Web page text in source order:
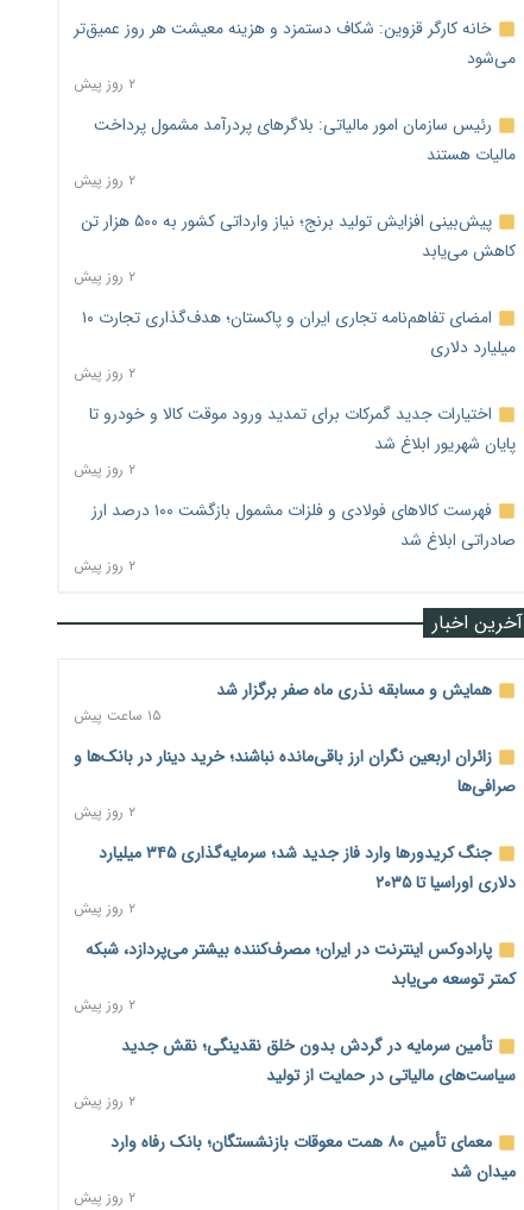
خانه کارگر قزوین: شکاف دستمزد و هزینه معیشت هر روز عمیق‌تر
می‌شود
۲ روز پیش
رئیس سازمان امور مالیاتی: بلاگرهای پردرآمد مشمول پرداخت
مالیات هستند
۲ روز پیش
پیش‌بینی افزایش تولید برنج؛ نیاز وارداتی کشور به ۵۰۰ هزار تن
کاهش می‌یابد
۲ روز پیش
امضای تفاهم‌نامه تجاری ایران و پاکستان؛ هدف‌گذاری تجارت ۱۰
میلیارد دلاری
۲ روز پیش
اختیارات جدید گمرکات برای تمدید ورود موقت کالا و خودرو تا
پایان شهریور ابلاغ شد
۲ روز پیش
فهرست کالاهای فولادی و فلزات مشمول بازگشت ۱۰۰ درصد ارز
صادراتی ابلاغ شد
۲ روز پیش
آخرین اخبار
همایش و مسابقه نذری ماه صفر برگزار شد
۱۵ ساعت پیش
زائران اربعین نگران ارز باقی‌مانده نباشند؛ خرید دینار در بانک‌ها و
صرافی‌ها
۲ روز پیش
جنگ کریدورها وارد فاز جدید شد؛ سرمایه‌گذاری ۳۴۵ میلیارد
دلاری اوراسیا تا ۲۰۳۵
۲ روز پیش
پارادوکس اینترنت در ایران؛ مصرف‌کننده بیشتر می‌پردازد، شبکه
کمتر توسعه می‌یابد
۲ روز پیش
تأمین سرمایه در گردش بدون خلق نقدینگی؛ نقش جدید
سیاست‌های مالیاتی در حمایت از تولید
۲ روز پیش
معمای تأمین ۸۰ همت معوقات بازنشستگان؛ بانک رفاه وارد
میدان شد
۲ روز پیش